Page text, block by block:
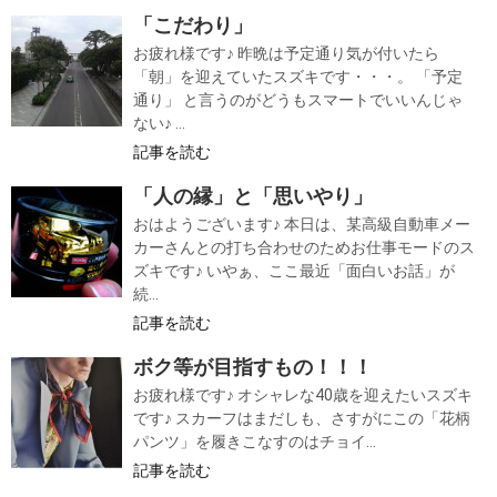
「こだわり」
お疲れ様です♪ 昨晩は予定通り気が付いたら
「朝」を迎えていたスズキです・・・。 「予定
通り」 と言うのがどうもスマートでいいんじゃ
ない♪ ...
記事を読む
「人の縁」と「思いやり」
おはようございます♪ 本日は、某高級自動車メー
カーさんとの打ち合わせのためお仕事モードのス
ズキです♪ いやぁ、ここ最近「面白いお話」が
続...
記事を読む
ボク等が目指すもの！！！
お疲れ様です♪ オシャレな40歳を迎えたいスズキ
です♪ スカーフはまだしも、さすがにこの「花柄
パンツ」を履きこなすのはチョイ...
記事を読む